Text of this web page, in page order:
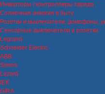
Инверторы / контроллеры заряда
Солнечная энергия в быту
Розетки и выключатели, домофоны,
Сенсорные выключатели и розетки
Legrand
Schneider Electric
ABB
Simon
Lezard
IEK
GIRA